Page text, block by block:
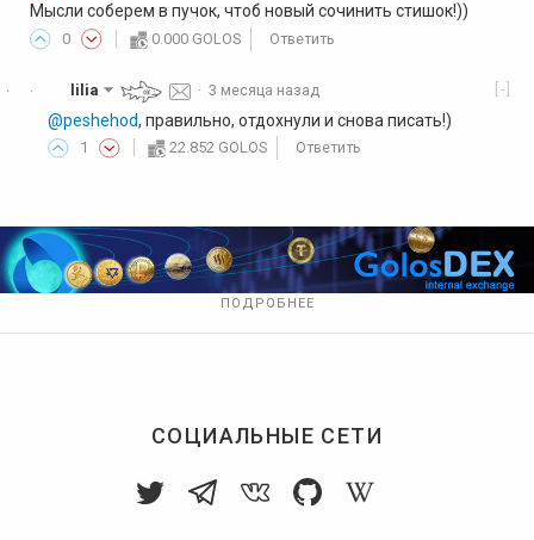
Мысли соберем в пучок, чтоб новый сочинить стишок!))
0 0.000 GOLOS Ответить
·
· [-]
lilia · 3 месяца назад
@peshehod, правильно, отдохнули и снова писать!)
1 22.852 GOLOS Ответить
ПОДРОБНЕЕ
СОЦИАЛЬНЫЕ СЕТИ